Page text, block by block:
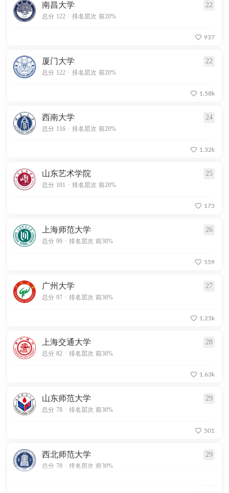
南昌大学 22
总分 122 . 排名层次 前20%
937
厦门大学 22
总分 122 . 排名层次 前20%
1.58k
西南大学 24
总分 116 . 排名层次 前20%
1.32k
山东艺术学院 25
总分 101 . 排名层次 前20%
173
上海师范大学 26
总分 99 . 排名层次 前30%
559
广州大学 27
总分 97 . 排名层次 前30%
1.25k
上海交通大学 28
总分 82 . 排名层次 前30%
1.63k
山东师范大学 29
总分 78 . 排名层次 前30%
501
西北师范大学 29
总分 78 . 排名层次 前30%